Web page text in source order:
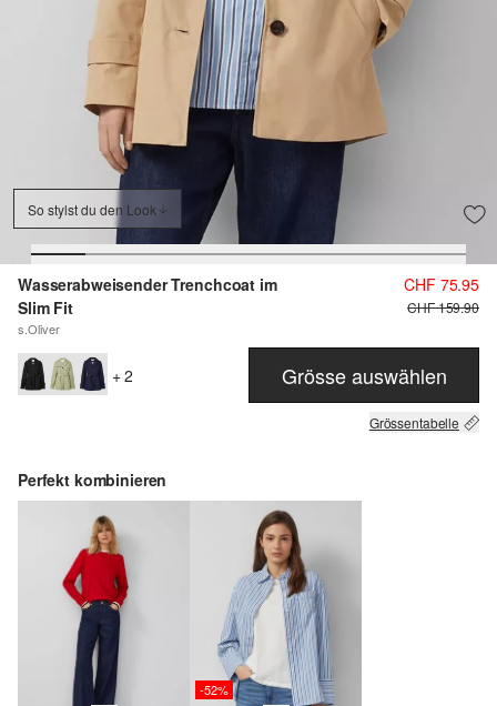
So stylst du den Look
Wasserabweisender Trenchcoat im
Slim Fit
s.Oliver
CHF 75.95
CHF 159.90
+ 2 Grösse auswählen
Grössentabelle
Perfekt kombinieren
-52%